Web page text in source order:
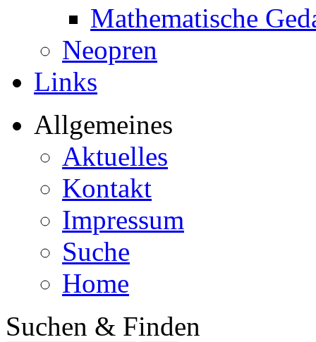
Mathematische
Neopren
Links
Allgemeines
Aktuelles
Kontakt
Impressum
Suche
Home
Suchen & Finden